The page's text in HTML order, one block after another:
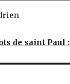
de saint Paul :